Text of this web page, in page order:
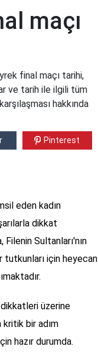
maçı
final maçı tarihi,
ve tarih ile ilgili tüm
hakkında
Pinterest
eden kadın
dikkat
Sultanları'nın
tutkunları için heyecan
üzerine
kritik bir adım
hazır durumda.